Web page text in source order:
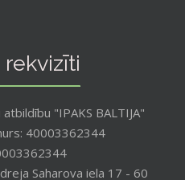
rekvizīti
"IPAKS BALTIJA"
40003362344
Saharova iela 17 - 60